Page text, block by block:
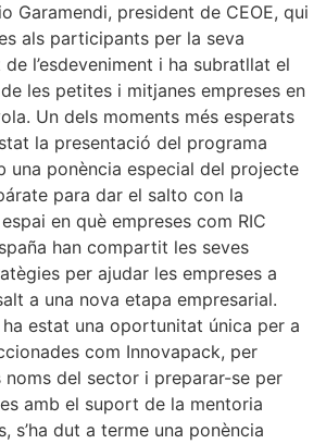
Garamendi, president de CEOE, qui
als participants per la seva
l’esdeveniment i ha subratllat el
les petites i mitjanes empreses en
Un dels moments més esperats
la presentació del programa
una ponència especial del projecte
para dar el salto con la
en què empreses com RIC
han compartit les seves
per ajudar les empreses a
a una nova etapa empresarial.
estat una oportunitat única per a
com Innovapack, per
noms del sector i preparar-se per
amb el suport de la mentoria
s’ha dut a terme una ponència